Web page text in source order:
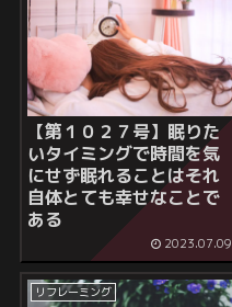
【第１０２７号】眠りた
いタイミングで時間を気
にせず眠れることはそれ
自体とても幸せなことで
ある
2023.07.09
リフレーミング